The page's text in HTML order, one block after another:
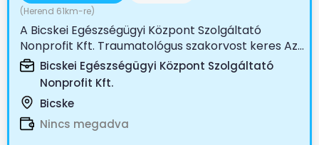
(Herend 61km-re)
A Bicskei Egészségügyi Központ Szolgáltató
Nonprofit Kft. Traumatológus szakorvost keres Az...
Bicskei Egészségügyi Központ Szolgáltató
Nonprofit Kft.
Bicske
Nincs megadva